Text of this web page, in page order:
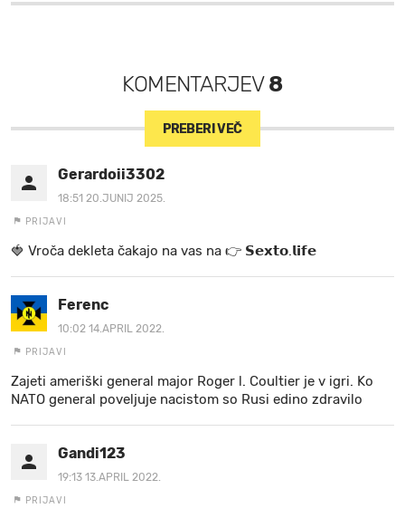
KOMENTARJEV8
PREBERI VEČ
Gerardoii3302
18:51 20.JUNIJ 2025.
PRIJAVI
🍓 V r o č a d e k l e t a ča k a jo na va s n a 👉 𝗦𝗲𝘅𝘁𝗼.𝗹𝗶𝗳𝗲
Ferenc
10:02 14.APRIL 2022.
PRIJAVI
Zajeti ameriški general major Roger l. Coultier je v igri. Ko
NATO general poveljuje nacistom so Rusi edino zdravilo
Gandi123
19:13 13.APRIL 2022.
PRIJAVI